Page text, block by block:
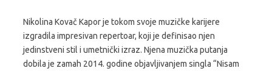
Nikolina Kovač Kapor je tokom svoje muzičke karijere
izgradila impresivan repertoar, koji je definisao njen
jedinstveni stil i umetnički izraz. Njena muzička putanja
dobila je zamah 2014. godine objavljivanjem singla “Nisam